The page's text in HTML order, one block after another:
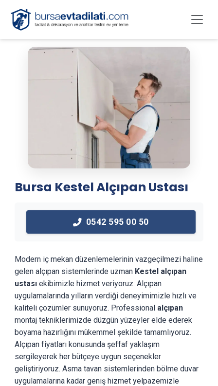
Bursa Kestel Alçıpan Ustası
0542 595 00 50
Modern iç mekan düzenlemelerinin vazgeçilmezi haline
gelen alçıpan sistemlerinde uzman Kestel alçıpan
ustası ekibimizle hizmet veriyoruz. Alçıpan
uygulamalarında yılların verdiği deneyimimizle hızlı ve
kaliteli çözümler sunuyoruz. Professional alçıpan
montaj tekniklerimizde düzgün yüzeyler elde ederek
boyama hazırlığını mükemmel şekilde tamamlıyoruz.
Alçıpan fiyatları konusunda şeffaf yaklaşım
sergileyerek her bütçeye uygun seçenekler
geliştiriyoruz. Asma tavan sistemlerinden bölme duvar
uygulamalarına kadar geniş hizmet yelpazemizle